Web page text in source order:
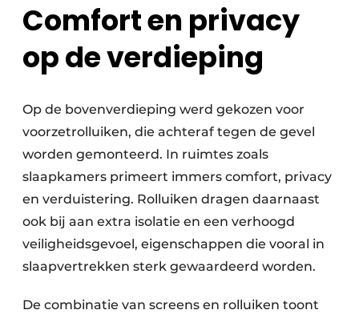
Comfort en privacy
op de verdieping
Op de bovenverdieping werd gekozen voor
voorzetrolluiken, die achteraf tegen de gevel
worden gemonteerd. In ruimtes zoals
slaapkamers primeert immers comfort, privacy
en verduistering. Rolluiken dragen daarnaast
ook bij aan extra isolatie en een verhoogd
veiligheidsgevoel, eigenschappen die vooral in
slaapvertrekken sterk gewaardeerd worden.
De combinatie van screens en rolluiken toont